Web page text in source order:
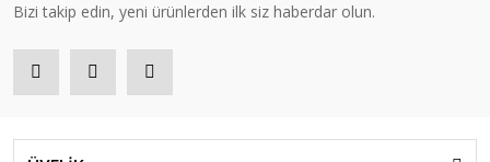
Bizi takip edin, yeni ürünlerden ilk siz haberdar olun.